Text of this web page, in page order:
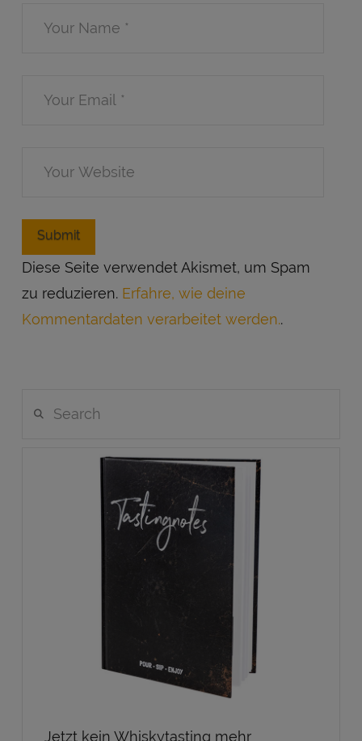
Diese Seite verwendet Akismet, um Spam
zu reduzieren. Erfahre, wie deine
Kommentardaten verarbeitet werden..
Jetzt kein Whiskytasting mehr